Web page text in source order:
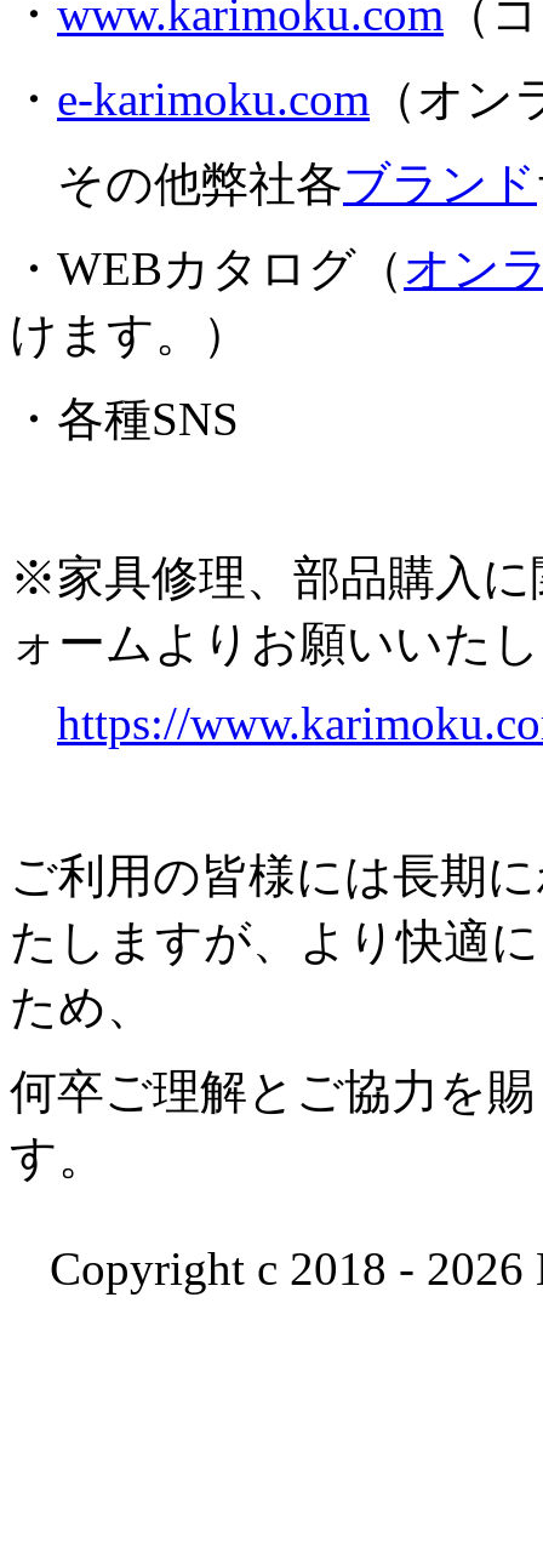
・ www.karimoku.com （
・ e-karimoku.com （オ
その他弊社各ブランド
・WEBカタログ（オン
けます。）
・各種SNS
※家具修理、部品購入
ォームよりお願いいた
https://
ご利用の皆様には長期
たしますが、より快適
ため、
何卒ご理解とご協力を
す。
Copyright c 2018 -